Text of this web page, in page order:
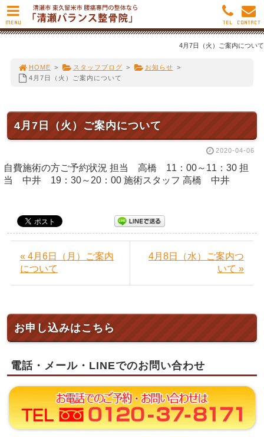
4月7日（火）ご案内について
HOME > スタッフブログ > お知らせ >
4月7日（火）ご案内について
4月7日（火）ご案内について
2020-04-06
自費施術の方ご予約状況 担当 高橋 11：00～11：30 担
当 中井 19：30～20：00 施術スタッフ 高橋 中井
« 4月6日（月）ご案内
について
4月8日（水）ご案内つ
いて »
お申し込みはこちら
電話・メール・LINEでのお問い合わせ
MENU CONTACT
TEL